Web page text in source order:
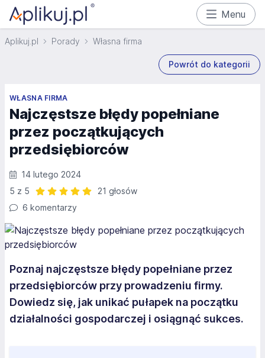
Menu
Aplikuj.pl Porady Własna firma
Powrót do kategorii
WŁASNA FIRMA
Najczęstsze błędy popełniane
przez początkujących
przedsiębiorców
14 lutego 2024
5 z 5
21 głosów
6 komentarzy
Poznaj najczęstsze błędy popełniane przez
przedsiębiorców przy prowadzeniu firmy.
Dowiedz się, jak unikać pułapek na początku
działalności gospodarczej i osiągnąć sukces.